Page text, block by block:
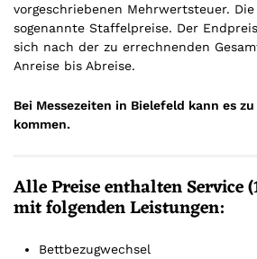
vorgeschriebenen Mehrwertsteuer.
sogenannte Staffelpreise. Der
sich nach der zu errechnenden
Anreise bis Abreise.
Bei Messezeiten in Bielefeld kann es
kommen.
Alle Preise enthalten Service
mit folgenden Leistungen:
Bettbezugwechsel